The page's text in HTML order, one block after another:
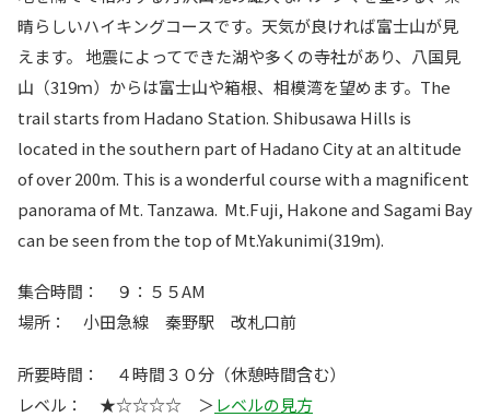
晴らしいハイキングコースです。天気が良ければ富士山が見
えます。 地震によってできた湖や多くの寺社があり、八国見
山（319ｍ）からは富士山や箱根、相模湾を望めます。The
trail starts from Hadano Station. Shibusawa Hills is
located in the southern part of Hadano City at an altitude
of over 200m. This is a wonderful course with a magnificent
panorama of Mt. Tanzawa. Mt.Fuji, Hakone and Sagami Bay
can be seen from the top of Mt.Yakunimi(319m).
集合時間： ９：５５AM
場所： 小田急線 秦野駅 改札口前
所要時間： ４時間３０分（休憩時間含む）
レベル： ★☆☆☆☆ ＞レベルの見方